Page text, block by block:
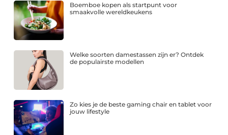
Boemboe kopen als startpunt voor
smaakvolle wereldkeukens
Welke soorten damestassen zijn er? Ontdek
de populairste modellen
Zo kies je de beste gaming chair en tablet voor
jouw lifestyle